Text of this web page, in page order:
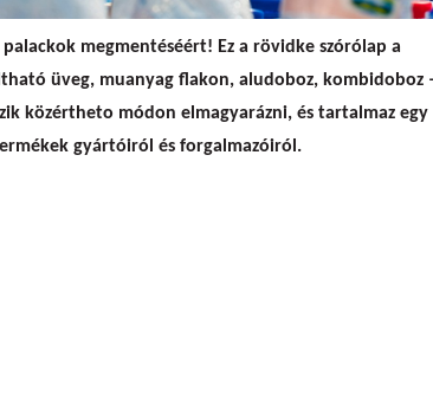
megmentéséért! Ez a rövidke szórólap a
üveg, muanyag flakon, aludoboz, kombidoboz
közértheto módon elmagyarázni, és tartalmaz egy
gyártóiról és forgalmazóiról.